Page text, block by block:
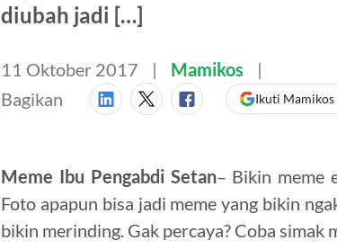
diubah jadi […]
11 Oktober 2017
Mamikos
Bagikan
Ikuti
Meme Ibu Pengabdi Setan– Bikin meme
Foto apapun bisa jadi meme yang bikin
bikin merinding. Gak percaya? Coba simak